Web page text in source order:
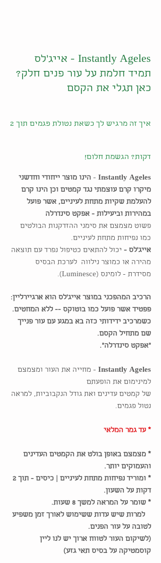
Instantly Ageles - אייג'לס
תמיד חלמת על עור פנים חלק?
כאן תגלי את הקסם
איך זה מרגיש לך כשאת נטולת פגמים תוך 2
דקות? הגשמת חלום!
Instantly Ageles
- הינו מוצר ייחודי וחדשני
מיקרו קרם עוצמתי נגד קמטים וכן הינו קרם
להעלמת שקיות מתחת לעיניים, אשר פועל
במהירות וביעילות - אפקט סינדרלה
פשוט מצמצם את סימני ההזדקנות הבולטים
כמו נפיחות מתחת לעיניים.
אייג'לס - יכול להתאים כטיפול נפרד עם תוצאה
מהירה או כמוצר נילווה לערכת הבסיס
מסידרת - לומינס (Luminesce).
הרכיב המהפכני במוצר אייג'לס הוא ארגיירליין:
פפטיד אשר פועל כמו בוטוקס -- ללא המחטים.
כשמרכיב ידידותי כזה בא במגע עם עור פנייך
שם מתחיל הקסם.
"אפקט סינדרלה".
Instantly Ageles - מחייה את העור ומצמצם
למינימום את הופעתם
של קמטים עדינים ואת גודל הנקבוביות, למראה
נטול פגמים.
* עד גמר המלאי
* מצמצם באופן בולט את הקמטים העדינים
והעמוקים יותר.
* ומוריד נפיחות מתחת לעיניים | כיסים - תוך 2
דקות על השעון.
* שומר על המראה למשך 8 שעות.
למרות שיש עדות ששימוש לאורך זמן משפיע
לטובה על עור הפנים.
(לשיקום העור לטווח ארוך יש לנו ליין
קוסמטיקה על בסיס תאי גזע)